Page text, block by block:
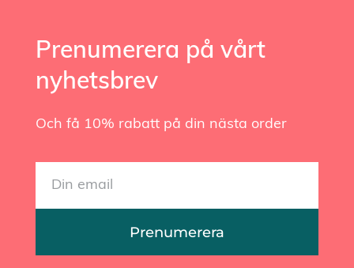
Prenumerera på vårt
nyhetsbrev
Och få 10% rabatt på din nästa order
Prenumerera